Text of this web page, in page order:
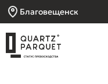
Благовещенск